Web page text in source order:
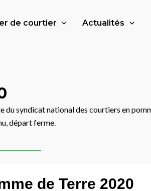
de courtier Actualités
du syndicat national des courtiers en
départ ferme.